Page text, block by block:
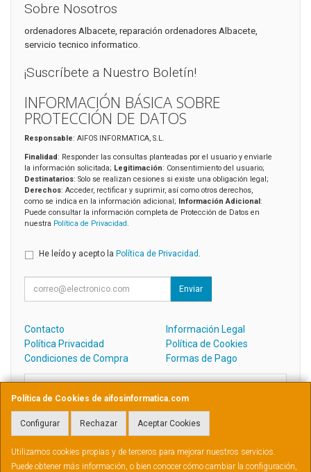
Política de Cookies de aifosinformatica.com
Configurar Rechazar Aceptar Cookies
Utilizamos cookies propias y de terceros para mejorar nuestros servicios.
Puede obtener más información, o bien conocer cómo cambiar la configuración,
Sobre Nosotros
ordenadores Albacete, reparación ordenadores Albacete,
servicio tecnico informatico.
¡Suscríbete a Nuestro Boletín!
INFORMACIÓN BÁSICA SOBRE
PROTECCIÓN DE DATOS
Responsable: AIFOS INFORMATICA, S.L.
Finalidad: Responder las consultas planteadas por el usuario y enviarle
la información solicitada; Legitimación: Consentimiento del usuario;
Destinatarios: Solo se realizan cesiones si existe una obligación legal;
Derechos: Acceder, rectificar y suprimir, así como otros derechos,
como se indica en la información adicional; Información Adicional:
Puede consultar la información completa de Protección de Datos en
nuestra Política de Privacidad.
He leído y acepto la Política de Privacidad .
Enviar
Contacto
Información Legal
Política Privacidad
Política de Cookies
Condiciones de Compra
Formas de Pago
Contacto
admin@aifosinformatica.com
PEREZ GALDOS, 31, BAJO, 2003, ALBACETE, España. - C.I.F.: B02570976 -